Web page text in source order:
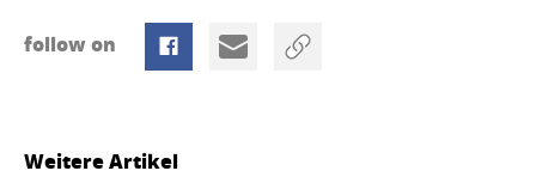
follow on
Weitere Artikel